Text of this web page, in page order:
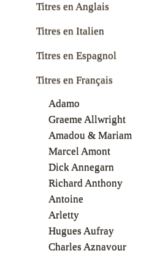
Titres en Anglais
Titres en Italien
Titres en Espagnol
Titres en Français
Adamo
Graeme Allwright
Amadou & Mariam
Marcel Amont
Dick Annegarn
Richard Anthony
Antoine
Arletty
Hugues Aufray
Charles Aznavour